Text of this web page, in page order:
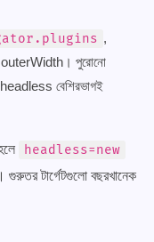
,
পুরোনো
বেশিরভাগই
headless=new
টার্গেটগুলো বছরখানেক